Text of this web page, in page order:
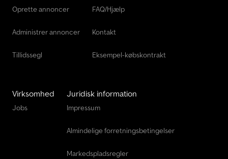
Oprette annoncer
Administrer annoncer
Tillidssegl
FAQ/Hjælp
Kontakt
Eksempel-købskontrakt
Virksomhed
Jobs
Juridisk information
Impressum
Almindelige forretningsbetingelser
Markedspladsregler